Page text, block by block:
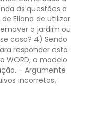
às questões a
Eliana de utilizar
o jardim ou
caso? 4) Sendo
responder esta
o modelo
- Argumente
incorretos,